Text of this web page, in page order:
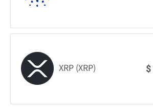
XRP (XRP) $